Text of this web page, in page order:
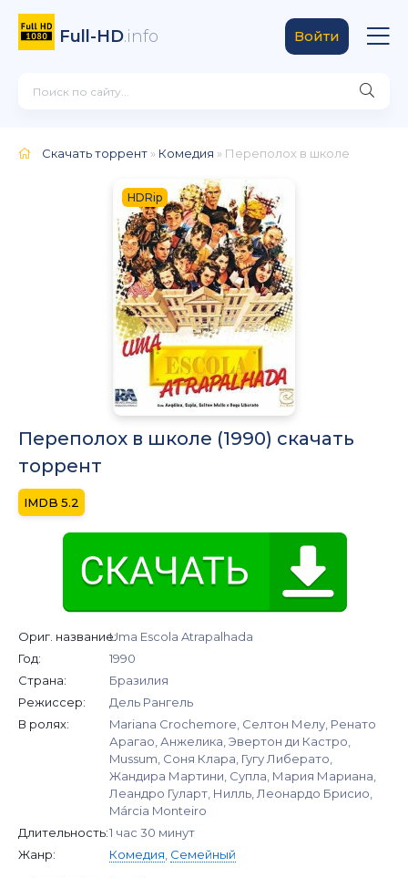
Full-HD.info Войти
Скачать торрент » Комедия » Переполох в школе
HDRip
Переполох в школе (1990) скачать
торрент
5.2
Ориг. название:Uma Escola Atrapalhada
Год:
1990
Страна:
Бразилия
Режиссер:
Дель Рангель
В ролях:
Mariana Crochemore, Селтон Мелу, Ренато
Арагао, Анжелика, Эвертон ди Кастро,
Mussum, Соня Клара, Гугу Либерато,
Жандира Мартини, Супла, Мария Мариана,
Леандро Гуларт, Нилль, Леонардо Брисио,
Márcia Monteiro
Длительность:1 час 30 минут
Жанр:
Комедия Семейный